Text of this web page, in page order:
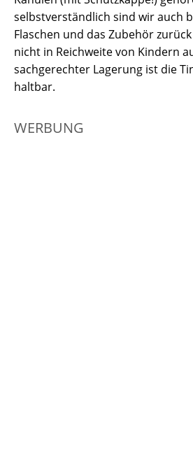
selbstverständlich sind wir auch
Flaschen und das Zubehör
nicht in Reichweite von Kindern
sachgerechter Lagerung ist die
haltbar.
WERBUNG